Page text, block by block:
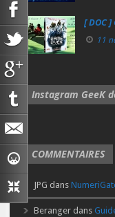
[ DOC
11
Instagram GeeK
COMMENTAIRES
JPG dans
Beranger dans